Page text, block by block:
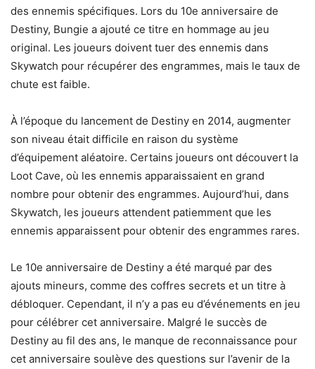
des ennemis spécifiques. Lors du 10e anniversaire de
Destiny, Bungie a ajouté ce titre en hommage au jeu
original. Les joueurs doivent tuer des ennemis dans
Skywatch pour récupérer des engrammes, mais le taux de
chute est faible.
À l’époque du lancement de Destiny en 2014, augmenter
son niveau était difficile en raison du système
d’équipement aléatoire. Certains joueurs ont découvert la
Loot Cave, où les ennemis apparaissaient en grand
nombre pour obtenir des engrammes. Aujourd’hui, dans
Skywatch, les joueurs attendent patiemment que les
ennemis apparaissent pour obtenir des engrammes rares.
Le 10e anniversaire de Destiny a été marqué par des
ajouts mineurs, comme des coffres secrets et un titre à
débloquer. Cependant, il n’y a pas eu d’événements en jeu
pour célébrer cet anniversaire. Malgré le succès de
Destiny au fil des ans, le manque de reconnaissance pour
cet anniversaire soulève des questions sur l’avenir de la